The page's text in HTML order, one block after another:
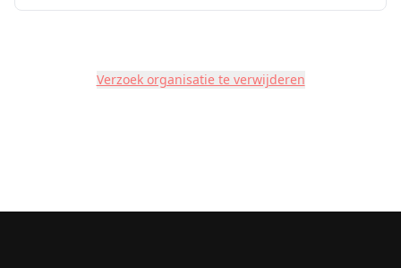
Verzoek organisatie te verwijderen